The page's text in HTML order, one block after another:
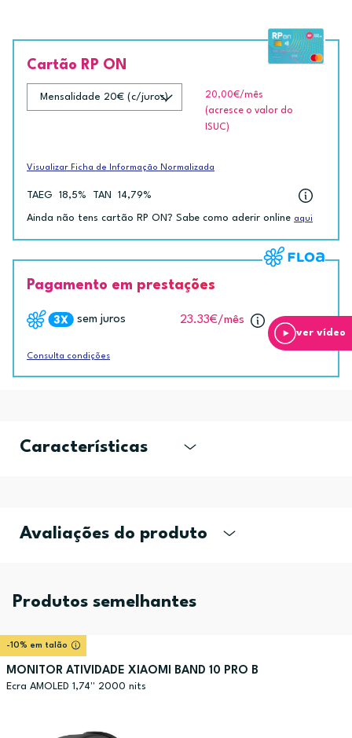
ver vídeo
Cartão RP ON
20,00€/mês
(acresce o valor do
ISUC)
Visualizar Ficha de Informação Normalizada
TAEG 18,5% TAN 14,79%
Ainda não tens cartão RP ON? Sabe como aderir online aqui
Pagamento em prestações
sem juros 23.33€/mês
Consulta condições
Características
Avaliações do produto
Produtos semelhantes
-10% em talão
MONITOR ATIVIDADE XIAOMI BAND 10 PRO B
Ecra AMOLED 1,74'' 2000 nits